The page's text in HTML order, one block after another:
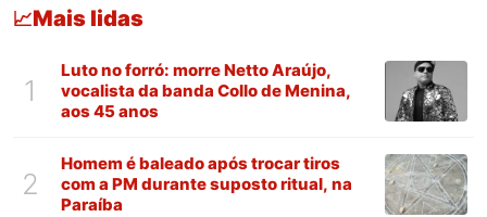
📈Mais lidas
1
Luto no forró: morre Netto Araújo,
vocalista da banda Collo de Menina,
aos 45 anos
2
Homem é baleado após trocar tiros
com a PM durante suposto ritual, na
Paraíba